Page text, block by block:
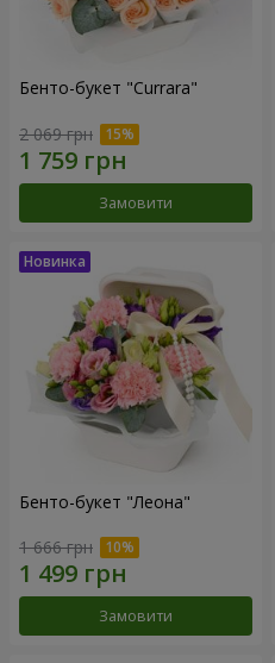
Бенто-букет "Currara"
2 069 грн
Замовити
Бенто-букет "Леона"
1 666 грн
Замовити